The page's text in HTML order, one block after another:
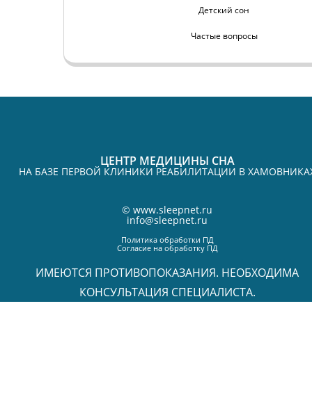
Детский сон
Частые вопросы
ЦЕНТР МЕДИЦИНЫ СНА
НА БАЗЕ ПЕРВОЙ КЛИНИКИ РЕАБИЛИТАЦИИ В
© www.sleepnet.ru
info@sleepnet.ru
Политика обработки ПД
Согласие на обработку ПД
ИМЕЮТСЯ ПРОТИВОПОКАЗАНИЯ. НЕОБХОДИМА
КОНСУЛЬТАЦИЯ СПЕЦИАЛИСТА.